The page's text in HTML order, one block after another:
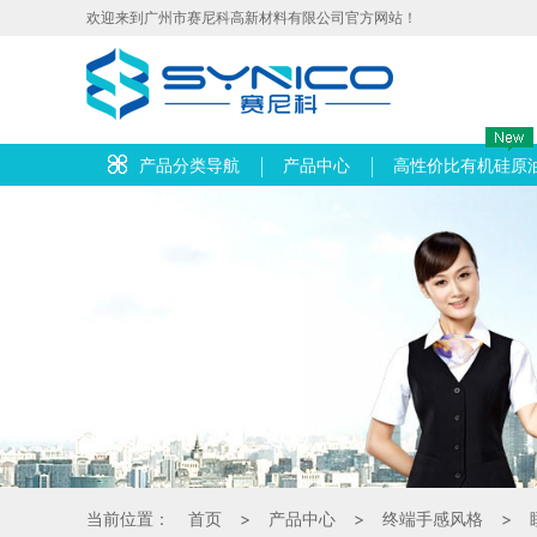
欢迎来到广州市赛尼科高新材料有限公司官方网站！
产品分类导航 产品中心 高性价比有机硅原
当前位置： 首页 > 产品中心 > 终端手感风格 >